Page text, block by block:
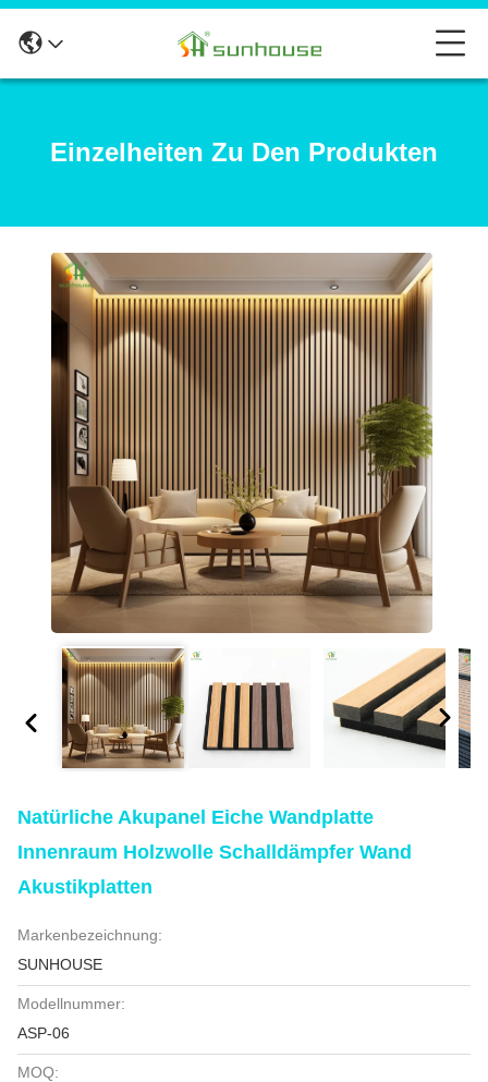
Einzelheiten Zu Den Produkten
Natürliche Akupanel Eiche Wandplatte
Innenraum Holzwolle Schalldämpfer Wand
Akustikplatten
Markenbezeichnung:
SUNHOUSE
Modellnummer:
ASP-06
MOQ: